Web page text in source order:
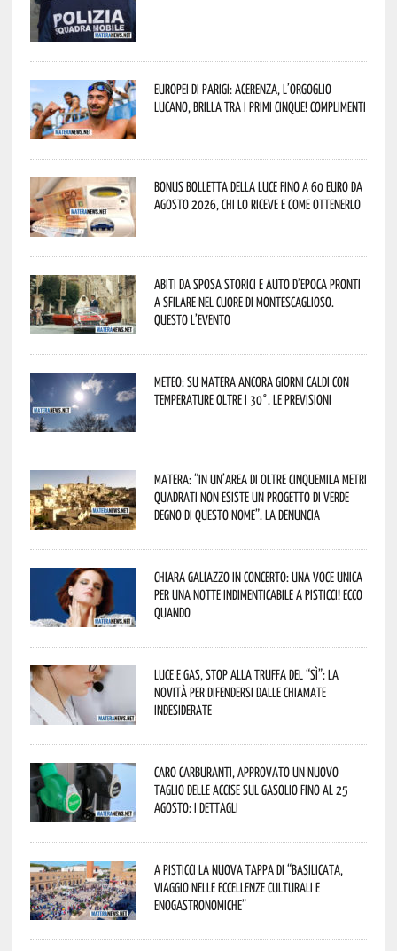
Europei di Parigi: Acerenza, l’orgoglio
lucano, brilla tra i primi cinque! Complimenti
Bonus bolletta della luce fino a 60 euro da
agosto 2026, chi lo riceve e come ottenerlo
Abiti da sposa storici e auto d’epoca pronti
a sfilare nel cuore di Montescaglioso.
Questo l’evento
Meteo: su Matera ancora giorni caldi con
temperature oltre i 30°. Le previsioni
Matera: “In un’area di oltre cinquemila metri
quadrati non esiste un progetto di verde
degno di questo nome”. La denuncia
Chiara Galiazzo in concerto: una voce unica
per una notte indimenticabile a Pisticci! Ecco
quando
Luce e gas, stop alla truffa del “Sì”: la
novità per difendersi dalle chiamate
indesiderate
Caro carburanti, approvato un nuovo
taglio delle accise sul gasolio fino al 25
agosto: i dettagli
A Pisticci la nuova tappa di “Basilicata,
viaggio nelle eccellenze culturali e
enogastronomiche”